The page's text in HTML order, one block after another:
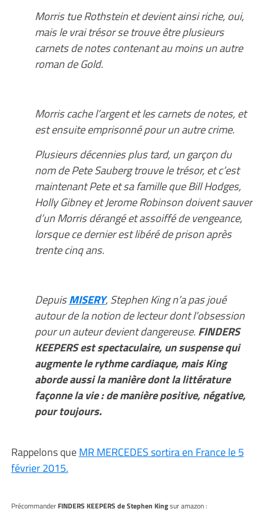
Morris tue Rothstein et devient ainsi riche, oui,
mais le vrai trésor se trouve être plusieurs
carnets de notes contenant au moins un autre
roman de Gold.
Morris cache l’argent et les carnets de notes, et
est ensuite emprisonné pour un autre crime.
Plusieurs décennies plus tard, un garçon du
nom de Pete Sauberg trouve le trésor, et c’est
maintenant Pete et sa famille que Bill Hodges,
Holly Gibney et Jerome Robinson doivent sauver
d’un Morris dérangé et assoiffé de vengeance,
lorsque ce dernier est libéré de prison après
trente cinq ans.
DepuisMISERY, Stephen King n’a pas joué
autour de la notion de lecteur dont l’obsession
pour un auteur devient dangereuse. FINDERS
KEEPERS est spectaculaire, un suspense qui
augmente le rythme cardiaque, mais King
aborde aussi la manière dont la littérature
façonne la vie : de manière positive, négative,
pour toujours.
Rappelons queMR MERCEDES sortira en France le 5
février 2015.
Précommander FINDERS KEEPERS de Stephen Kingsur amazon :